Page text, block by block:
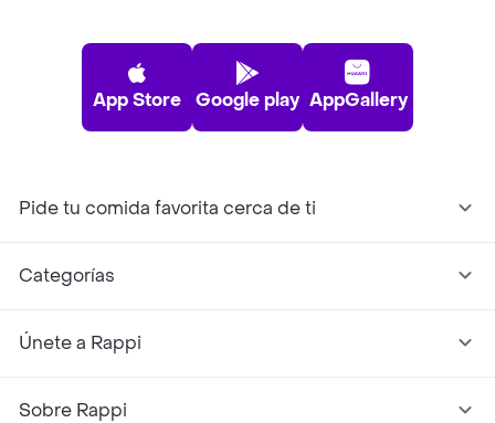
App Store Google play AppGallery
Pide tu comida favorita cerca de ti
Categorías
Únete a Rappi
Sobre Rappi